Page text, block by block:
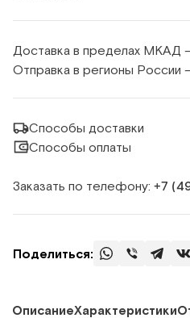
Доставка в пределах МКАД
Отправка в регионы России
Способы доставки
Способы оплаты
Заказать по телефону: +7
Поделиться:
ОписаниеХарактеристики